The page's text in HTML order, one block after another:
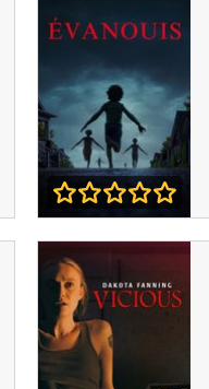
Evanouis